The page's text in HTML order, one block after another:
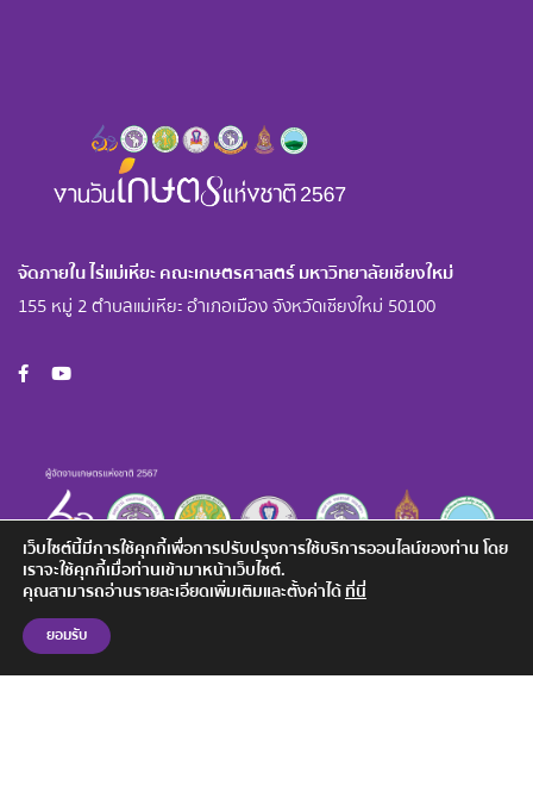
จัดภายใน ไร่แม่เหียะ คณะเกษตรศาสตร์ มหาวิทยาลัยเชียงใหม่
155 หมู่ 2 ตำบลแม่เหียะ อำเภอเมือง จังหวัดเชียงใหม่ 50100
เว็บไซต์นี้มีการใช้คุกกี้เพื่อการปรับปรุงการใช้บริการออนไลน์ของท่าน โดย
เราจะใช้คุกกี้เมื่อท่านเข้ามาหน้าเว็บไซต์.
คุณสามารถอ่านรายละเอียดเพิ่มเติมและตั้งค่าได้ที่นี่
ยอมรับ